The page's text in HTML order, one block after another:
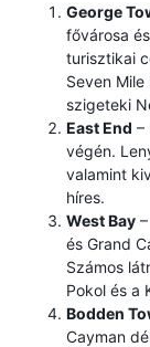
George
fővárosa
turisztikai
Seven
szigeteki
East End –
végén.
valamint
híres.
West Bay
és Grand
Számos
Pokol és a
Bodden
Cayman